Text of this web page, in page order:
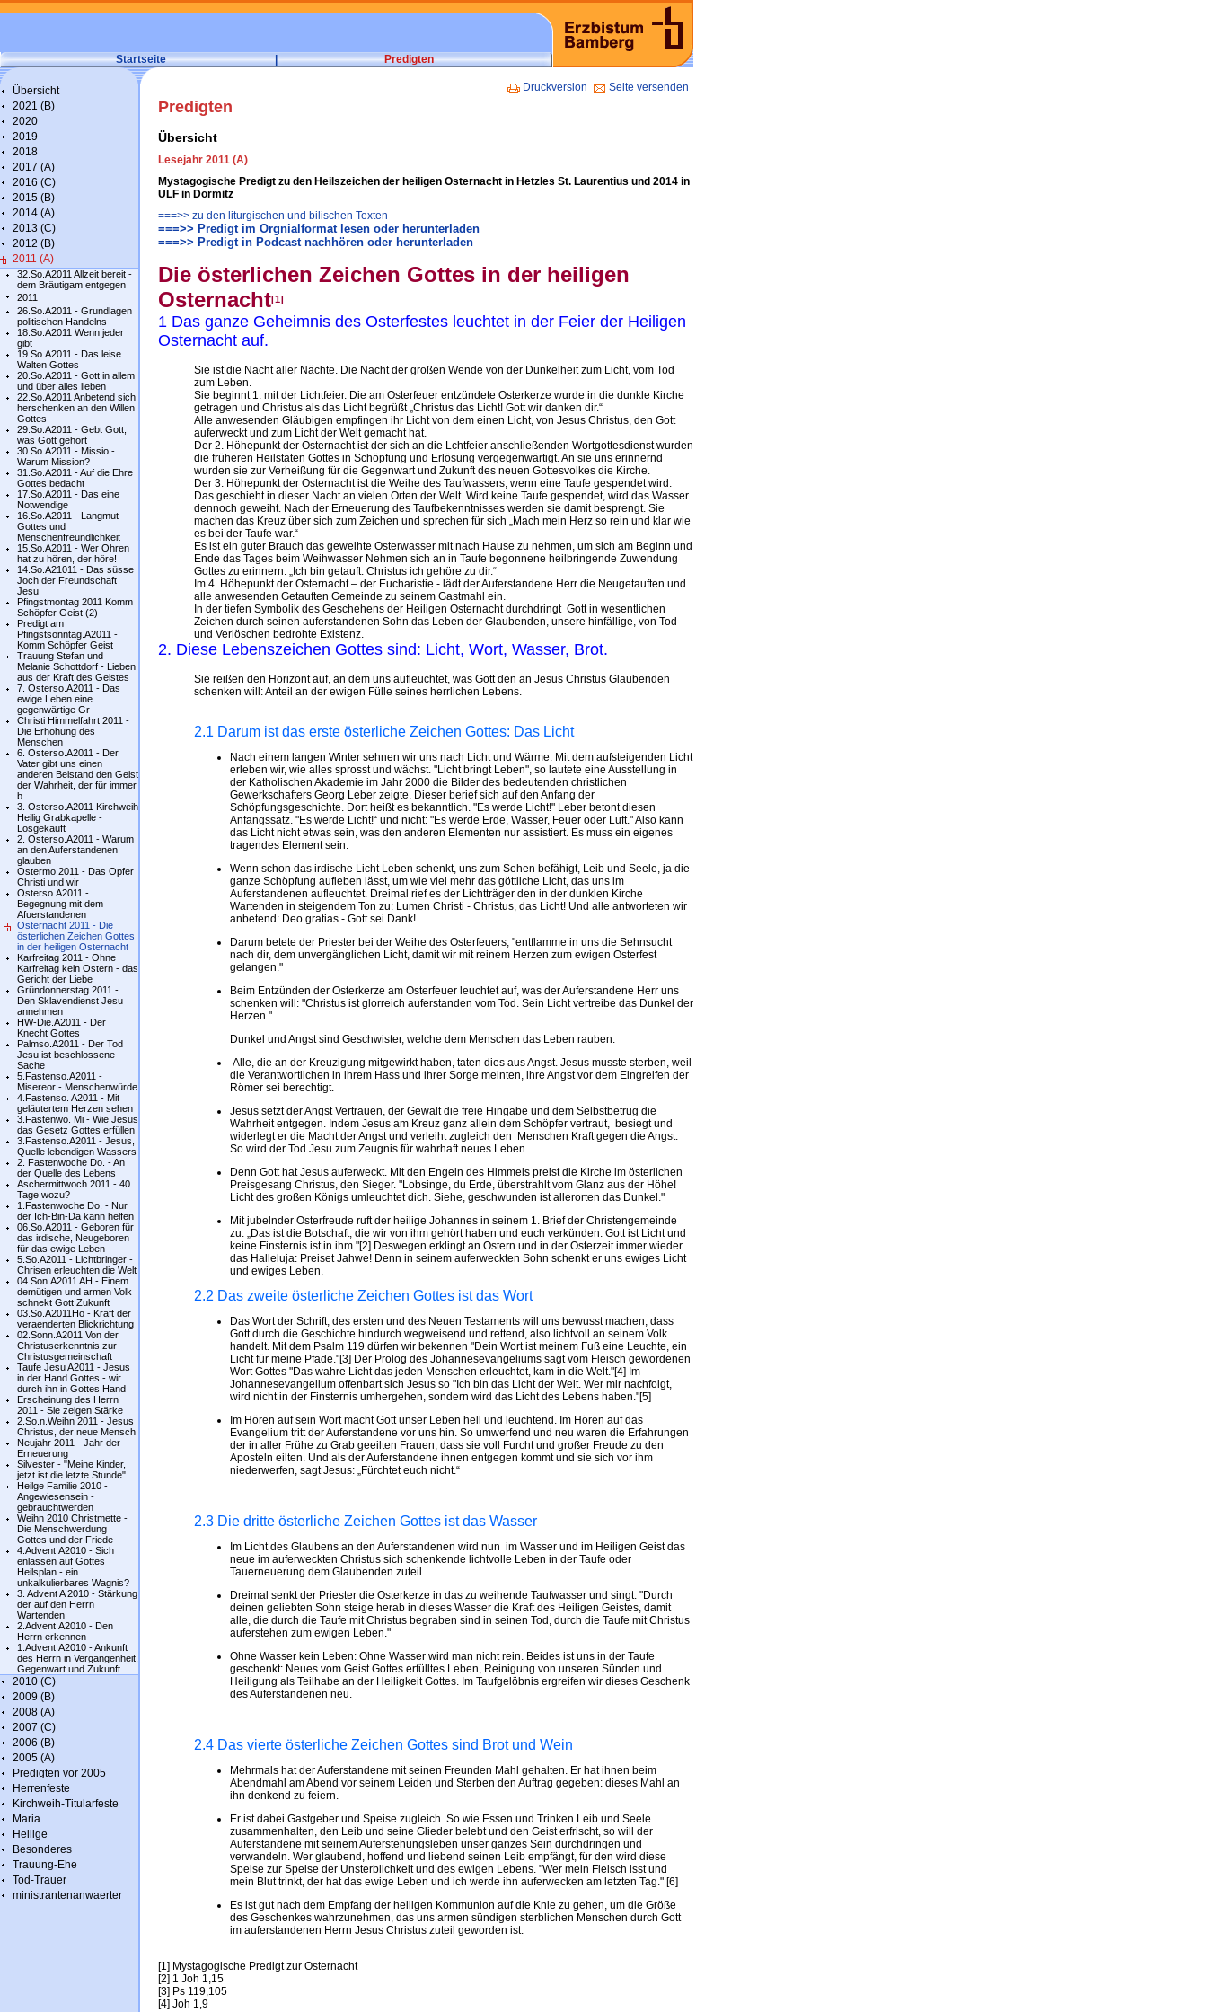
Startseite | Predigten
Übersicht
2021 (B)
2020
2019
2018
2017 (A)
2016 (C)
2015 (B)
2014 (A)
2013 (C)
2012 (B)
2011 (A)
32.So.A2011 Allzeit bereit -
dem Bräutigam entgegen
2011
26.So.A2011 - Grundlagen
politischen Handelns
18.So.A2011 Wenn jeder
gibt
19.So.A2011 - Das leise
Walten Gottes
20.So.A2011 - Gott in allem
und über alles lieben
22.So.A2011 Anbetend sich
herschenken an den Willen
Gottes
29.So.A2011 - Gebt Gott,
was Gott gehört
30.So.A2011 - Missio -
Warum Mission?
31.So.A2011 - Auf die Ehre
Gottes bedacht
17.So.A2011 - Das eine
Notwendige
16.So.A2011 - Langmut
Gottes und
Menschenfreundlichkeit
15.So.A2011 - Wer Ohren
hat zu hören, der höre!
14.So.A21011 - Das süsse
Joch der Freundschaft
Jesu
Pfingstmontag 2011 Komm
Schöpfer Geist (2)
Predigt am
Pfingstsonntag.A2011 -
Komm Schöpfer Geist
Trauung Stefan und
Melanie Schottdorf - Lieben
aus der Kraft des Geistes
7. Osterso.A2011 - Das
ewige Leben eine
gegenwärtige Gr
Christi Himmelfahrt 2011 -
Die Erhöhung des
Menschen
6. Osterso.A2011 - Der
Vater gibt uns einen
anderen Beistand den Geist
der Wahrheit, der für immer
b
3. Osterso.A2011 Kirchweih
Heilig Grabkapelle -
Losgekauft
2. Osterso.A2011 - Warum
an den Auferstandenen
glauben
Ostermo 2011 - Das Opfer
Christi und wir
Osterso.A2011 -
Begegnung mit dem
Afuerstandenen
Osternacht 2011 - Die
österlichen Zeichen Gottes
in der heiligen Osternacht
Karfreitag 2011 - Ohne
Karfreitag kein Ostern - das
Gericht der Liebe
Gründonnerstag 2011 -
Den Sklavendienst Jesu
annehmen
HW-Die.A2011 - Der
Knecht Gottes
Palmso.A2011 - Der Tod
Jesu ist beschlossene
Sache
5.Fastenso.A2011 -
Misereor - Menschenwürde
4.Fastenso. A2011 - Mit
geläutertem Herzen sehen
3.Fastenwo. Mi - Wie Jesus
das Gesetz Gottes erfüllen
3.Fastenso.A2011 - Jesus,
Quelle lebendigen Wassers
2. Fastenwoche Do. - An
der Quelle des Lebens
Aschermittwoch 2011 - 40
Tage wozu?
1.Fastenwoche Do. - Nur
der Ich-Bin-Da kann helfen
06.So.A2011 - Geboren für
das irdische, Neugeboren
für das ewige Leben
5.So.A2011 - Lichtbringer -
Chrisen erleuchten die Welt
04.Son.A2011 AH - Einem
demütigen und armen Volk
schnekt Gott Zukunft
03.So.A2011Ho - Kraft der
veraenderten Blickrichtung
02.Sonn.A2011 Von der
Christuserkenntnis zur
Christusgemeinschaft
Taufe Jesu A2011 - Jesus
in der Hand Gottes - wir
durch ihn in Gottes Hand
Erscheinung des Herrn
2011 - Sie zeigen Stärke
2.So.n.Weihn 2011 - Jesus
Christus, der neue Mensch
Neujahr 2011 - Jahr der
Erneuerung
Silvester - "Meine Kinder,
jetzt ist die letzte Stunde"
Heilge Familie 2010 -
Angewiesensein -
gebrauchtwerden
Weihn 2010 Christmette -
Die Menschwerdung
Gottes und der Friede
4.Advent.A2010 - Sich
enlassen auf Gottes
Heilsplan - ein
unkalkulierbares Wagnis?
3. Advent A 2010 - Stärkung
der auf den Herrn
Wartenden
2.Advent.A2010 - Den
Herrn erkennen
1.Advent.A2010 - Ankunft
des Herrn in Vergangenheit,
Gegenwart und Zukunft
2010 (C)
2009 (B)
2008 (A)
2007 (C)
2006 (B)
2005 (A)
Predigten vor 2005
Herrenfeste
Kirchweih-Titularfeste
Maria
Heilige
Besonderes
Trauung-Ehe
Tod-Trauer
ministrantenanwaerter
Druckversion Seite versenden
Predigten
Übersicht
Lesejahr 2011 (A)
Mystagogische Predigt zu den Heilszeichen der heiligen Osternacht in Hetzles St. Laurentius und 2014 in
ULF in Dormitz
===>> zu den liturgischen und bilischen Texten
===>> Predigt im Orgnialformat lesen oder herunterladen
===>> Predigt in Podcast nachhören oder herunterladen
Die österlichen Zeichen Gottes in der heiligen
Osternacht[1]
1 Das ganze Geheimnis des Osterfestes leuchtet in der Feier der Heiligen
Osternacht auf.
Sie ist die Nacht aller Nächte. Die Nacht der großen Wende von der Dunkelheit zum Licht, vom Tod
zum Leben.
Sie beginnt 1. mit der Lichtfeier. Die am Osterfeuer entzündete Osterkerze wurde in die dunkle Kirche
getragen und Christus als das Licht begrüßt „Christus das Licht! Gott wir danken dir.“
Alle anwesenden Gläubigen empfingen ihr Licht von dem einen Licht, von Jesus Christus, den Gott
auferweckt und zum Licht der Welt gemacht hat.
Der 2. Höhepunkt der Osternacht ist der sich an die Lchtfeier anschließenden Wortgottesdienst wurden
die früheren Heilstaten Gottes in Schöpfung und Erlösung vergegenwärtigt. An sie uns erinnernd
wurden sie zur Verheißung für die Gegenwart und Zukunft des neuen Gottesvolkes die Kirche.
Der 3. Höhepunkt der Osternacht ist die Weihe des Taufwassers, wenn eine Taufe gespendet wird.
Das geschieht in dieser Nacht an vielen Orten der Welt. Wird keine Taufe gespendet, wird das Wasser
dennoch geweiht. Nach der Erneuerung des Taufbekenntnisses werden sie damit besprengt. Sie
machen das Kreuz über sich zum Zeichen und sprechen für sich „Mach mein Herz so rein und klar wie
es bei der Taufe war.“
Es ist ein guter Brauch das geweihte Osterwasser mit nach Hause zu nehmen, um sich am Beginn und
Ende das Tages beim Weihwasser Nehmen sich an in Taufe begonnene heilbringende Zuwendung
Gottes zu erinnern. „Ich bin getauft. Christus ich gehöre zu dir.“
Im 4. Höhepunkt der Osternacht – der Eucharistie - lädt der Auferstandene Herr die Neugetauften und
alle anwesenden Getauften Gemeinde zu seinem Gastmahl ein.
In der tiefen Symbolik des Geschehens der Heiligen Osternacht durchdringt Gott in wesentlichen
Zeichen durch seinen auferstandenen Sohn das Leben der Glaubenden, unsere hinfällige, von Tod
und Verlöschen bedrohte Existenz.
2. Diese Lebenszeichen Gottes sind: Licht, Wort, Wasser, Brot.
Sie reißen den Horizont auf, an dem uns aufleuchtet, was Gott den an Jesus Christus Glaubenden
schenken will: Anteil an der ewigen Fülle seines herrlichen Lebens.
2.1 Darum ist das erste österliche Zeichen Gottes: Das Licht
Nach einem langen Winter sehnen wir uns nach Licht und Wärme. Mit dem aufsteigenden Licht
erleben wir, wie alles sprosst und wächst. "Licht bringt Leben", so lautete eine Ausstellung in
der Katholischen Akademie im Jahr 2000 die Bilder des bedeutenden christlichen
Gewerkschafters Georg Leber zeigte. Dieser berief sich auf den Anfang der
Schöpfungsgeschichte. Dort heißt es bekanntlich. "Es werde Licht!" Leber betont diesen
Anfangssatz. "Es werde Licht!“ und nicht: "Es werde Erde, Wasser, Feuer oder Luft." Also kann
das Licht nicht etwas sein, was den anderen Elementen nur assistiert. Es muss ein eigenes
tragendes Element sein.
Wenn schon das irdische Licht Leben schenkt, uns zum Sehen befähigt, Leib und Seele, ja die
ganze Schöpfung aufleben lässt, um wie viel mehr das göttliche Licht, das uns im
Auferstandenen aufleuchtet. Dreimal rief es der Lichtträger den in der dunklen Kirche
Wartenden in steigendem Ton zu: Lumen Christi - Christus, das Licht! Und alle antworteten wir
anbetend: Deo gratias - Gott sei Dank!
Darum betete der Priester bei der Weihe des Osterfeuers, "entflamme in uns die Sehnsucht
nach dir, dem unvergänglichen Licht, damit wir mit reinem Herzen zum ewigen Osterfest
gelangen."
Beim Entzünden der Osterkerze am Osterfeuer leuchtet auf, was der Auferstandene Herr uns
schenken will: "Christus ist glorreich auferstanden vom Tod. Sein Licht vertreibe das Dunkel der
Herzen."
Dunkel und Angst sind Geschwister, welche dem Menschen das Leben rauben.
Alle, die an der Kreuzigung mitgewirkt haben, taten dies aus Angst. Jesus musste sterben, weil
die Verantwortlichen in ihrem Hass und ihrer Sorge meinten, ihre Angst vor dem Eingreifen der
Römer sei berechtigt.
Jesus setzt der Angst Vertrauen, der Gewalt die freie Hingabe und dem Selbstbetrug die
Wahrheit entgegen. Indem Jesus am Kreuz ganz allein dem Schöpfer vertraut, besiegt und
widerlegt er die Macht der Angst und verleiht zugleich den Menschen Kraft gegen die Angst.
So wird der Tod Jesu zum Zeugnis für wahrhaft neues Leben.
Denn Gott hat Jesus auferweckt. Mit den Engeln des Himmels preist die Kirche im österlichen
Preisgesang Christus, den Sieger. "Lobsinge, du Erde, überstrahlt vom Glanz aus der Höhe!
Licht des großen Königs umleuchtet dich. Siehe, geschwunden ist allerorten das Dunkel."
Mit jubelnder Osterfreude ruft der heilige Johannes in seinem 1. Brief der Christengemeinde
zu: „Das ist die Botschaft, die wir von ihm gehört haben und euch verkünden: Gott ist Licht und
keine Finsternis ist in ihm."[2] Deswegen erklingt an Ostern und in der Osterzeit immer wieder
das Halleluja: Preiset Jahwe! Denn in seinem auferweckten Sohn schenkt er uns ewiges Licht
und ewiges Leben.
2.2 Das zweite österliche Zeichen Gottes ist das Wort
Das Wort der Schrift, des ersten und des Neuen Testaments will uns bewusst machen, dass
Gott durch die Geschichte hindurch wegweisend und rettend, also lichtvoll an seinem Volk
handelt. Mit dem Psalm 119 dürfen wir bekennen "Dein Wort ist meinem Fuß eine Leuchte, ein
Licht für meine Pfade."[3] Der Prolog des Johannesevangeliums sagt vom Fleisch gewordenen
Wort Gottes "Das wahre Licht das jeden Menschen erleuchtet, kam in die Welt."[4] Im
Johannesevangelium offenbart sich Jesus so "Ich bin das Licht der Welt. Wer mir nachfolgt,
wird nicht in der Finsternis umhergehen, sondern wird das Licht des Lebens haben."[5]
Im Hören auf sein Wort macht Gott unser Leben hell und leuchtend. Im Hören auf das
Evangelium tritt der Auferstandene vor uns hin. So umwerfend und neu waren die Erfahrungen
der in aller Frühe zu Grab geeilten Frauen, dass sie voll Furcht und großer Freude zu den
Aposteln eilten. Und als der Auferstandene ihnen entgegen kommt und sie sich vor ihm
niederwerfen, sagt Jesus: „Fürchtet euch nicht.“
2.3 Die dritte österliche Zeichen Gottes ist das Wasser
Im Licht des Glaubens an den Auferstandenen wird nun im Wasser und im Heiligen Geist das
neue im auferweckten Christus sich schenkende lichtvolle Leben in der Taufe oder
Tauerneuerung dem Glaubenden zuteil.
Dreimal senkt der Priester die Osterkerze in das zu weihende Taufwasser und singt: "Durch
deinen geliebten Sohn steige herab in dieses Wasser die Kraft des Heiligen Geistes, damit
alle, die durch die Taufe mit Christus begraben sind in seinen Tod, durch die Taufe mit Christus
auferstehen zum ewigen Leben."
Ohne Wasser kein Leben: Ohne Wasser wird man nicht rein. Beides ist uns in der Taufe
geschenkt: Neues vom Geist Gottes erfülltes Leben, Reinigung von unseren Sünden und
Heiligung als Teilhabe an der Heiligkeit Gottes. Im Taufgelöbnis ergreifen wir dieses Geschenk
des Auferstandenen neu.
2.4 Das vierte österliche Zeichen Gottes sind Brot und Wein
Mehrmals hat der Auferstandene mit seinen Freunden Mahl gehalten. Er hat ihnen beim
Abendmahl am Abend vor seinem Leiden und Sterben den Auftrag gegeben: dieses Mahl an
ihn denkend zu feiern.
Er ist dabei Gastgeber und Speise zugleich. So wie Essen und Trinken Leib und Seele
zusammenhalten, den Leib und seine Glieder belebt und den Geist erfrischt, so will der
Auferstandene mit seinem Auferstehungsleben unser ganzes Sein durchdringen und
verwandeln. Wer glaubend, hoffend und liebend seinen Leib empfängt, für den wird diese
Speise zur Speise der Unsterblichkeit und des ewigen Lebens. "Wer mein Fleisch isst und
mein Blut trinkt, der hat das ewige Leben und ich werde ihn auferwecken am letzten Tag." [6]
Es ist gut nach dem Empfang der heiligen Kommunion auf die Knie zu gehen, um die Größe
des Geschenkes wahrzunehmen, das uns armen sündigen sterblichen Menschen durch Gott
im auferstandenen Herrn Jesus Christus zuteil geworden ist.
[1] Mystagogische Predigt zur Osternacht
[2] 1 Joh 1,15
[3] Ps 119,105
[4] Joh 1,9